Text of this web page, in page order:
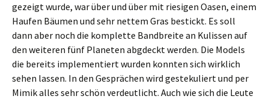
gezeigt wurde, war über und über mit riesigen Oasen, einem
Haufen Bäumen und sehr nettem Gras bestickt. Es soll
dann aber noch die komplette Bandbreite an Kulissen auf
den weiteren fünf Planeten abgdeckt werden. Die Models
die bereits implementiert wurden konnten sich wirklich
sehen lassen. In den Gesprächen wird gestekuliert und per
Mimik alles sehr schön verdeutlicht. Auch wie sich die Leute